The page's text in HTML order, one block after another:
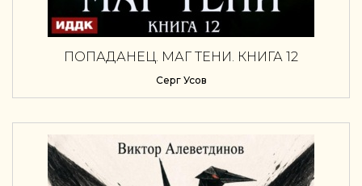
ПОПАДАНЕЦ. МАГ ТЕНИ. КНИГА 12
Серг Усов